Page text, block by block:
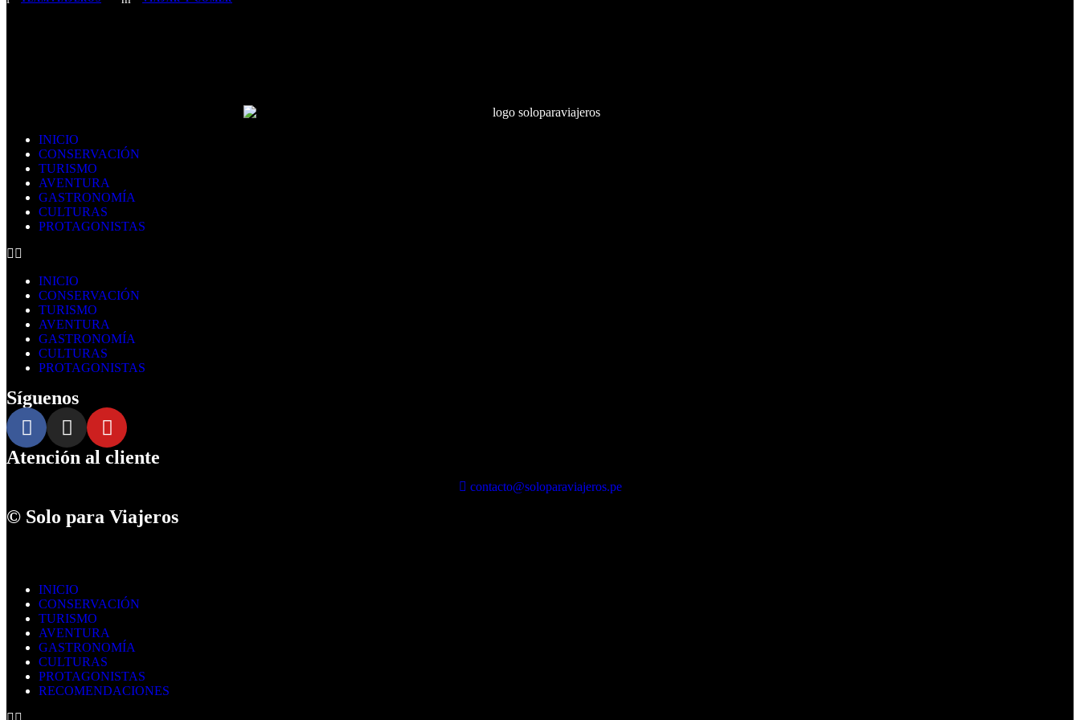
INICIO
CONSERVACIÓN
TURISMO
AVENTURA
GASTRONOMÍA
CULTURAS
PROTAGONISTAS
INICIO
CONSERVACIÓN
TURISMO
AVENTURA
GASTRONOMÍA
CULTURAS
PROTAGONISTAS
Síguenos
Atención al cliente
contacto@soloparaviajeros.pe
© Solo para Viajeros
INICIO
CONSERVACIÓN
TURISMO
AVENTURA
GASTRONOMÍA
CULTURAS
PROTAGONISTAS
RECOMENDACIONES